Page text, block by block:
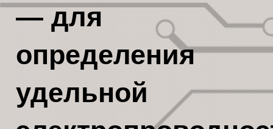
— для
определения
удельной